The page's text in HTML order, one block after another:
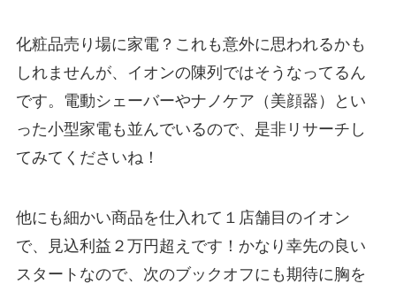
化粧品売り場に家電？これも意外に思われるかも
しれませんが、イオンの陳列ではそうなってるん
です。電動シェーバーやナノケア（美顔器）とい
った小型家電も並んでいるので、是非リサーチし
てみてくださいね！
他にも細かい商品を仕入れて１店舗目のイオン
で、見込利益２万円超えです！かなり幸先の良い
スタートなので、次のブックオフにも期待に胸を